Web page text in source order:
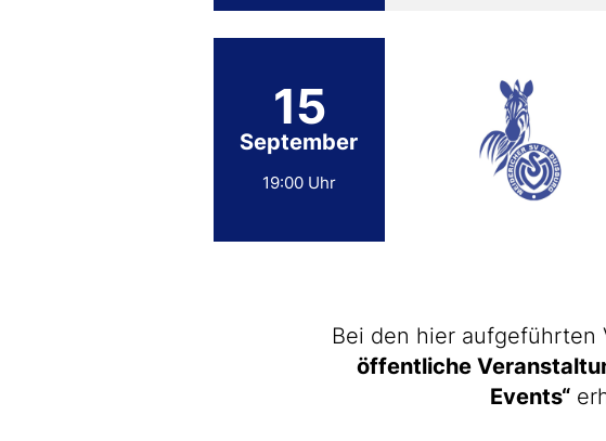
15
September
19:00 Uhr
Bei den hier aufgeführten
öffentliche
Events“